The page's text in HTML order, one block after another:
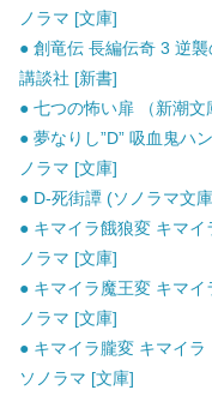
ノラマ [文庫]
● 創竜伝 長編伝奇 3 逆
講談社 [新書]
● 七つの怖い扉 （新潮
● 夢なりし”D” 吸血鬼ハ
ノラマ [文庫]
● D-死街譚 (ソノラマ文
● キマイラ餓狼変 キマ
ノラマ [文庫]
● キマイラ魔王変 キマ
ノラマ [文庫]
● キマイラ朧変 キマイ
ソノラマ [文庫]